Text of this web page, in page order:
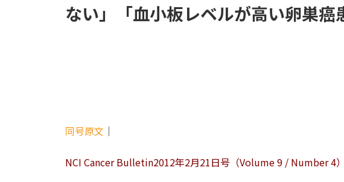
ない」「血小板レベルが高い卵巣癌
同号原文 ｜
NCI Cancer Bulletin2012年2月21日号（Volume 9 / Number 4）